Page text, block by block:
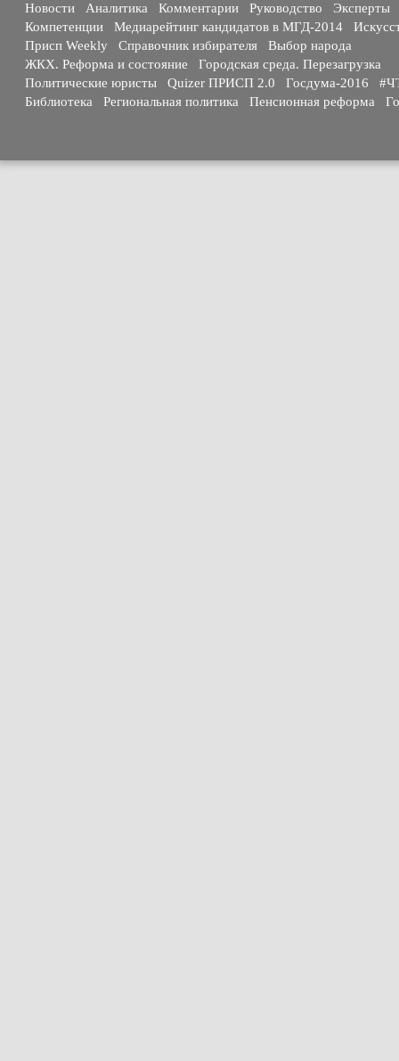
Новости Аналитика Комментарии Руководство
Эксперты
Компетенции
Медиарейтинг кандидатов в МГД-2014
Присп Weekly
Справочник избирателя
Выбор народа
ЖКХ. Реформа и состояние
Городская среда. Перезагрузка
Политические юристы
Quizer ПРИСП 2.0 Госдума-2016
Библиотека
Региональная политика Пенсионная реформа